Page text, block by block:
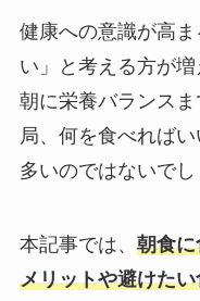
健康への意識が高
い」と考える方が
朝に栄養バランス
局、何を食べれば
多いのではないでし
本記事では、 朝食
メリットや避けた